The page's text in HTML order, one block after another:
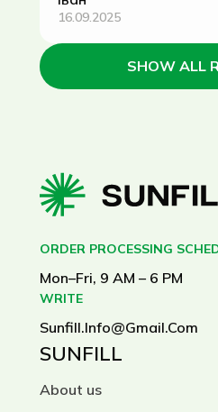
смачне, що ми обоє
Пакування, дизайн,
16.09.2025
SHOW ALL
ORDER PROCESSING
Mon–Fri, 9 AM – 6 PM
WRITE
Sunfill.info@gmail.com
SUNFILL
About us